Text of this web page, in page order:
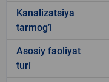
Kanalizatsiya
tarmogʼi
Аsosiy faoliyat
turi